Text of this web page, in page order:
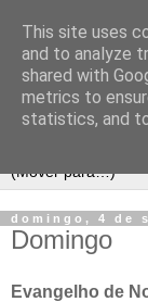
domingo, 4 de
Domingo
Evangelho de
This site uses
and to analyze
shared with
metrics to
statistics, and